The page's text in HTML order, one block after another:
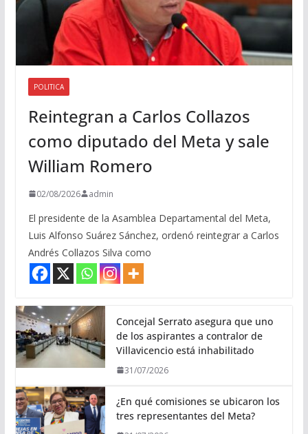
POLITICA
Reintegran a Carlos Collazos
como diputado del Meta y sale
William Romero
02/08/2026 admin
El presidente de la Asamblea Departamental del Meta,
Luis Alfonso Suárez Sánchez, ordenó reintegrar a Carlos
Andrés Collazos Silva como
Concejal Serrato asegura que uno
de los aspirantes a contralor de
Villavicencio está inhabilitado
31/07/2026
¿En qué comisiones se ubicaron los
tres representantes del Meta?